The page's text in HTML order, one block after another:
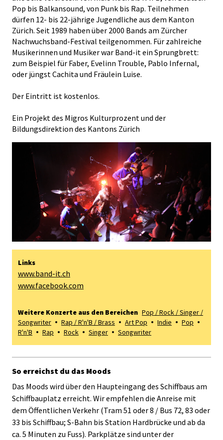
Pop bis Balkansound, von Punk bis Rap. Teilnehmen
dürfen 12- bis 22-jährige Jugendliche aus dem Kanton
Zürich. Seit 1989 haben über 2000 Bands am Zürcher
Nachwuchsband-Festival teilgenommen. Für zahlreiche
Musikerinnen und Musiker war Band-it ein Sprungbrett:
zum Beispiel für Faber, Evelinn Trouble, Pablo Infernal,
oder jüngst Cachita und Fräulein Luise.
Der Eintritt ist kostenlos.
Ein Projekt des Migros Kulturprozent und der
Bildungsdirektion des Kantons Zürich
Links
www.band-it.ch
www.facebook.com
Weitere Konzerte aus den Bereichen Pop / Rock / Singer /
Songwriter
Rap / R'n'B / Brass Art Pop Indie
Pop
R'n'B
Rap Rock Singer Songwriter
So erreichst du das Moods
Das Moods wird über den Haupteingang des Schiffbaus am
Schiffbauplatz erreicht. Wir empfehlen die Anreise mit
dem Öffentlichen Verkehr (Tram 51 oder 8 / Bus 72, 83 oder
33 bis Schiffbau; S-Bahn bis Station Hardbrücke und ab da
ca. 5 Minuten zu Fuss). Parkplätze sind unter der